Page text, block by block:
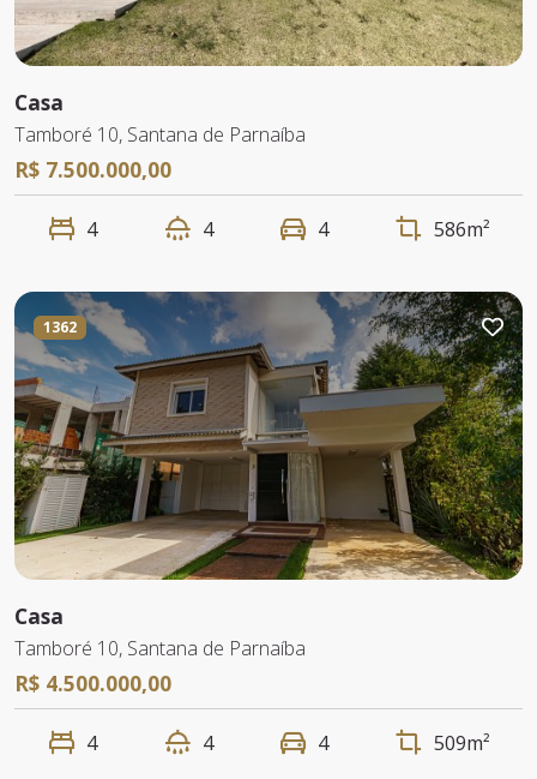
Casa
Tamboré 10, Santana de Parnaíba
R$ 7.500.000,00
4 4 4 586m²
1362
Casa
Tamboré 10, Santana de Parnaíba
R$ 4.500.000,00
4 4 4 509m²